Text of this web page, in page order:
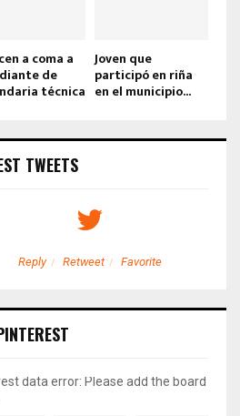
a coma a
de
técnica
Joven que
participó en riña
en el municipio...
TWEETS
Reply Retweet Favorite
data error: Please add the board